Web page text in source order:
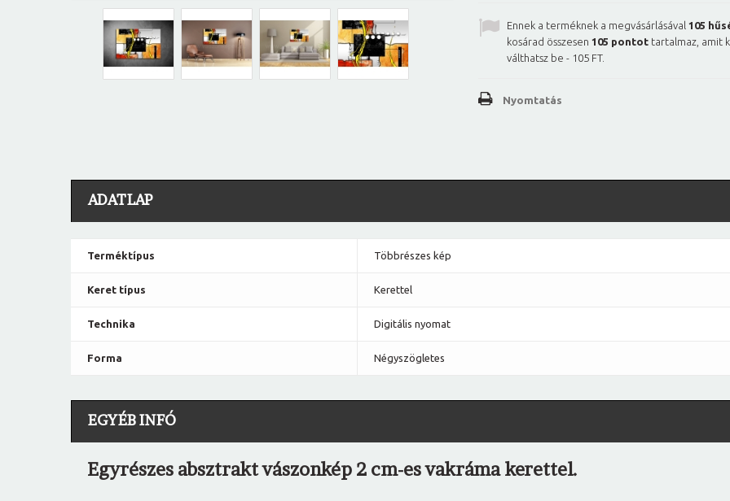
Ennek a terméknek a megvásárlásával 105
kosárad összesen 105 pontot tartalmaz, amit
válthatsz be - 105 FT.
Nyomtatás
ADATLAP
Terméktípus Többrészes kép
Keret típus Kerettel
Technika Digitális nyomat
Forma Négyszögletes
EGYÉB INFÓ
Egyrészes absztrakt vászonkép 2 cm-es vakráma kerettel.